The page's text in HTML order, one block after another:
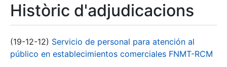
Històric d'adjudicacions
(19-12-12) Servicio de personal para atención al
público en establecimientos comerciales FNMT-RCM